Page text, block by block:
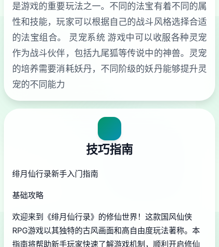
是游戏的重要玩法之一。不同的法宝有着不同的属
性和技能，玩家可以根据自己的战斗风格选择合适
的法宝组合。 灵宠系统 游戏中可以收服各种灵宠
作为战斗伙伴，包括九尾狐等传说中的神兽。灵宠
的培养需要消耗妖丹，不同阶级的妖丹能够提升灵
宠的不同能力
技巧指南
绯月仙行录新手入门指南
基础攻略
欢迎来到《绯月仙行录》的修仙世界！这款国风仙侠
RPG游戏以其独特的古风画面和高自由度玩法著称。本
指南将帮助新手玩家快速了解游戏机制，顺利开启修仙